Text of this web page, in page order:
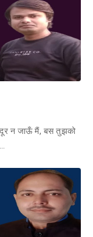
दूर न जाऊँ मैं, बस तुझको